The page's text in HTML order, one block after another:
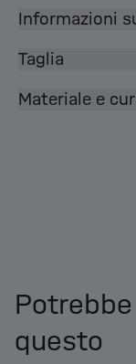
Informazioni
Taglia
Materiale e
questo